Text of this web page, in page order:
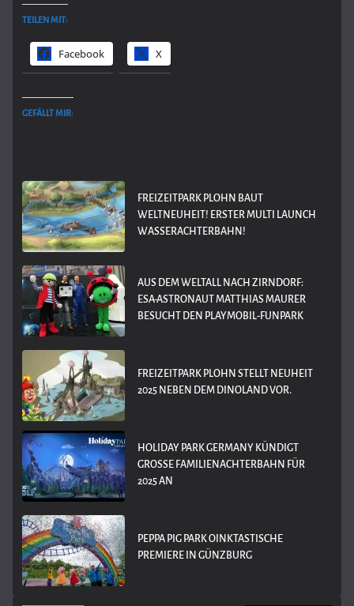
TEILEN MIT:
Facebook X
GEFÄLLT MIR:
FREIZEITPARK PLOHN BAUT
WELTNEUHEIT! ERSTER MULTI LAUNCH
WASSERACHTERBAHN!
AUS DEM WELTALL NACH ZIRNDORF:
ESA-ASTRONAUT MATTHIAS MAURER
BESUCHT DEN PLAYMOBIL-FUNPARK
FREIZEITPARK PLOHN STELLT NEUHEIT
2025 NEBEN DEM DINOLAND VOR.
HOLIDAY PARK GERMANY KÜNDIGT
GROSSE FAMILIENACHTERBAHN FÜR 2
025 AN
PEPPA PIG PARK OINKTASTISCHE
PREMIERE IN GÜNZBURG